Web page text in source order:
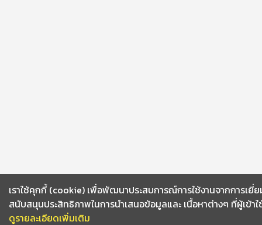
เราใช้คุกกี้ (cookie) เพื่อพัฒนาประสบการณ์การใช้งานจากการเยี่ย
สนับสนุนประสิทธิภาพในการนำเสนอข้อมูลและ เนื้อหาต่างๆ ที่ผู้เข้า
ดูรายละเอียดเพิ่มเติม